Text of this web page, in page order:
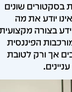
בסקטורים שונים
יודע את מה
בצורה
הפיננסית
אך ורק לטובת